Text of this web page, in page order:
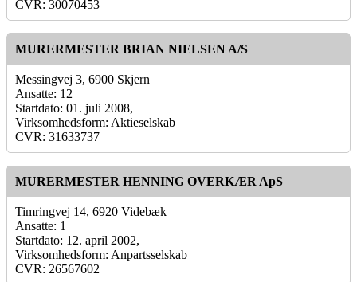
CVR: 30070453
MURERMESTER BRIAN NIELSEN A/S
Messingvej 3, 6900 Skjern
Ansatte: 12
Startdato: 01. juli 2008,
Virksomhedsform: Aktieselskab
CVR: 31633737
MURERMESTER HENNING OVERKÆR ApS
Timringvej 14, 6920 Videbæk
Ansatte: 1
Startdato: 12. april 2002,
Virksomhedsform: Anpartsselskab
CVR: 26567602